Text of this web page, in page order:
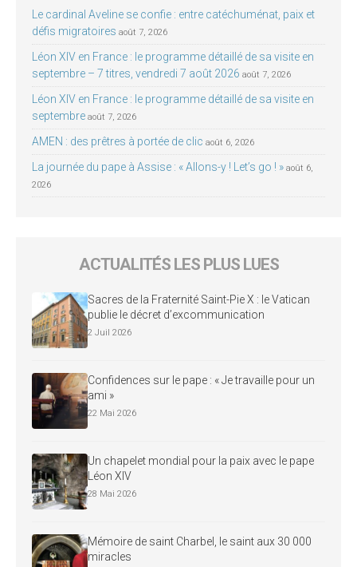
Le cardinal Aveline se confie : entre catéchuménat, paix et
défis migratoires août 7, 2026
Léon XIV en France : le programme détaillé de sa visite en
septembre – 7 titres, vendredi 7 août 2026 août 7, 2026
Léon XIV en France : le programme détaillé de sa visite en
septembre août 7, 2026
AMEN : des prêtres à portée de clic août 6, 2026
La journée du pape à Assise : « Allons-y ! Let’s go ! » août 6,
2026
ACTUALITÉS LES PLUS LUES
Sacres de la Fraternité Saint-Pie X : le Vatican
publie le décret d’excommunication
2 Juil 2026
Confidences sur le pape : « Je travaille pour un
ami »
22 Mai 2026
Un chapelet mondial pour la paix avec le pape
Léon XIV
28 Mai 2026
Mémoire de saint Charbel, le saint aux 30 000
miracles